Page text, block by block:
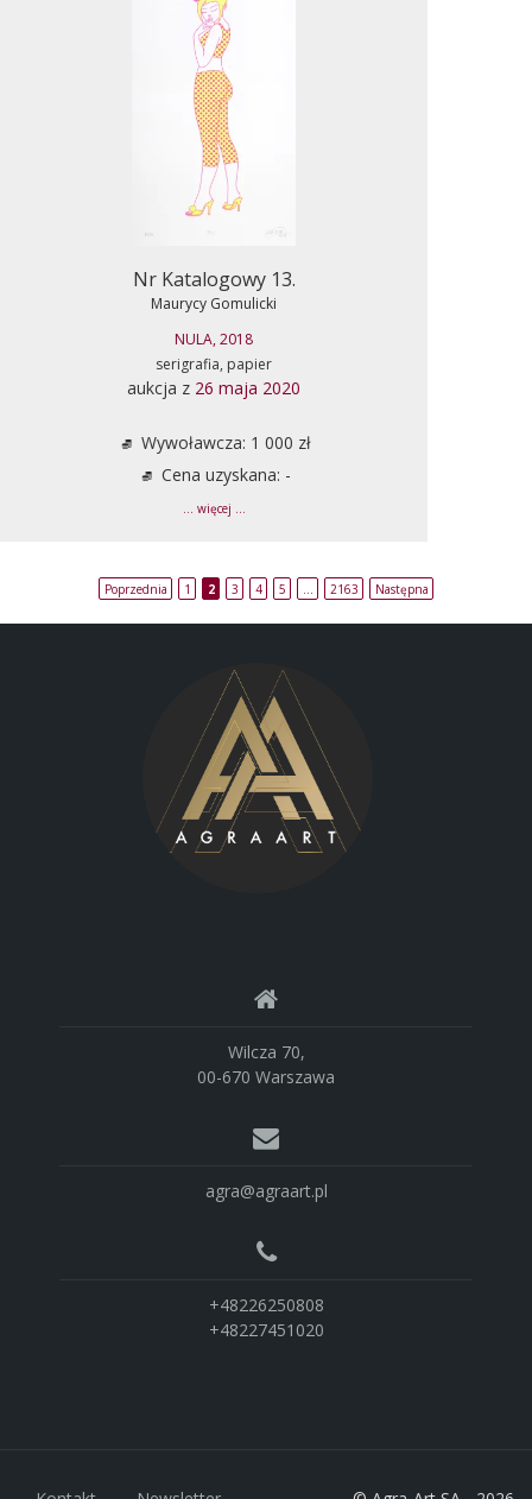
Nr Katalogowy 13.
Maurycy Gomulicki
NULA, 2018
serigrafia, papier
aukcja z 26 maja 2020
Wywoławcza: 1 000 zł
Cena uzyskana: -
... więcej ...
Poprzednia 1 2 3 4 5 2163 Następna
Wilcza 70,
00-670 Warszawa
agra@agraart.pl
+48226250808
+48227451020